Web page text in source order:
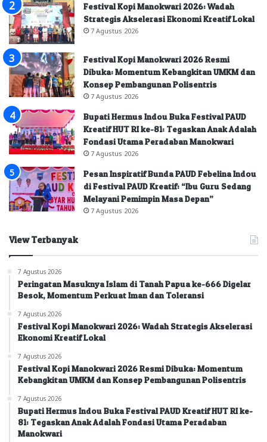
Festival Kopi Manokwari 2026: Wadah
Strategis Akselerasi Ekonomi Kreatif Lokal
7 Agustus 2026
Festival Kopi Manokwari 2026 Resmi
Dibuka: Momentum Kebangkitan UMKM dan
Konsep Pembangunan Polisentris
7 Agustus 2026
Bupati Hermus Indou Buka Festival PAUD
Kreatif HUT RI ke-81: Tegaskan Anak Adalah
Fondasi Utama Peradaban Manokwari
7 Agustus 2026
Pesan Inspiratif Bunda PAUD Febelina Indou
di Festival PAUD Kreatif: “Ibu Guru Sedang
Melayani Pemimpin Masa Depan”
7 Agustus 2026
View Terbanyak
7 Agustus 2026
Peringatan Masuknya Islam di Tanah Papua ke-666 Digelar
Besok, Momentum Perkuat Iman dan Toleransi
7 Agustus 2026
Festival Kopi Manokwari 2026: Wadah Strategis Akselerasi
Ekonomi Kreatif Lokal
7 Agustus 2026
Festival Kopi Manokwari 2026 Resmi Dibuka: Momentum
Kebangkitan UMKM dan Konsep Pembangunan Polisentris
7 Agustus 2026
Bupati Hermus Indou Buka Festival PAUD Kreatif HUT RI ke-
81: Tegaskan Anak Adalah Fondasi Utama Peradaban
Manokwari